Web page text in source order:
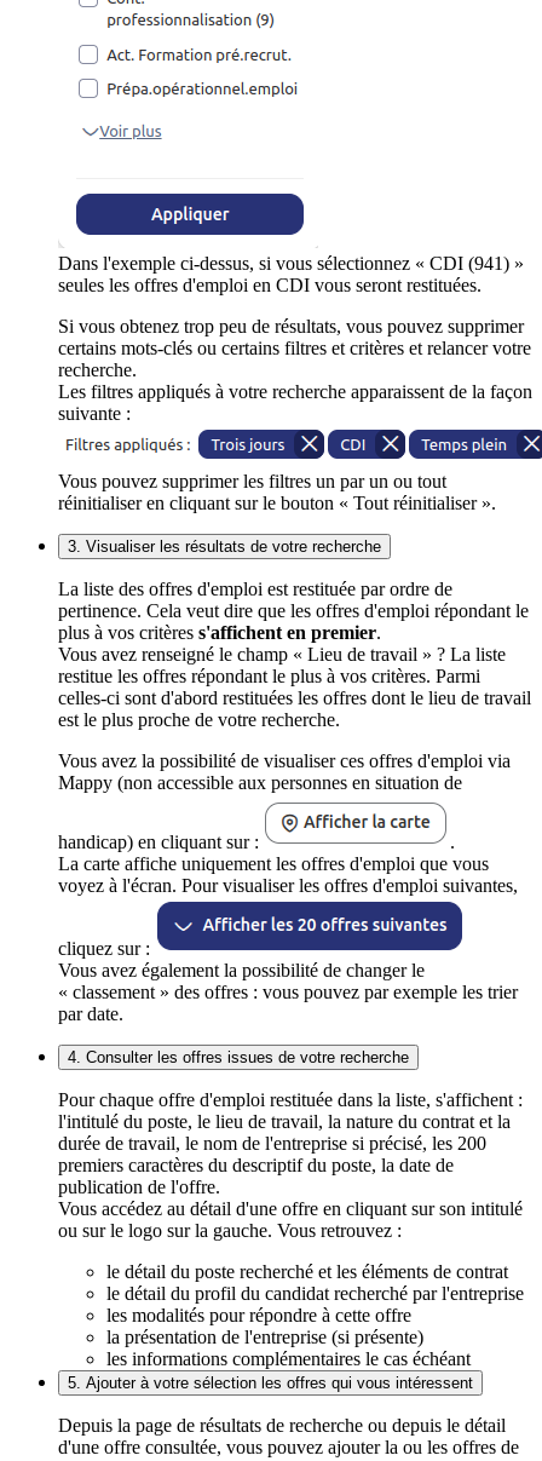
Dans l'exemple ci-dessus, si vous sélectionnez « CDI (941) »
seules les offres d'emploi en CDI vous seront restituées.
Si vous obtenez trop peu de résultats, vous pouvez supprimer
certains mots-clés ou certains filtres et critères et relancer votre
recherche.
Les filtres appliqués à votre recherche apparaissent de la façon
suivante :
Vous pouvez supprimer les filtres un par un ou tout
réinitialiser en cliquant sur le bouton « Tout réinitialiser ».
3. Visualiser les résultats de votre recherche
La liste des offres d'emploi est restituée par ordre de
pertinence. Cela veut dire que les offres d'emploi répondant le
plus à vos critères s'affichent en premier.
Vous avez renseigné le champ « Lieu de travail » ? La liste
restitue les offres répondant le plus à vos critères. Parmi
celles-ci sont d'abord restituées les offres dont le lieu de travail
est le plus proche de votre recherche.
Vous avez la possibilité de visualiser ces offres d'emploi via
Mappy (non accessible aux personnes en situation de
handicap) en cliquant sur :
.
La carte affiche uniquement les offres d'emploi que vous
voyez à l'écran. Pour visualiser les offres d'emploi suivantes,
cliquez sur :
Vous avez également la possibilité de changer le
« classement » des offres : vous pouvez par exemple les trier
par date.
4. Consulter les offres issues de votre recherche
Pour chaque offre d'emploi restituée dans la liste, s'affichent :
l'intitulé du poste, le lieu de travail, la nature du contrat et la
durée de travail, le nom de l'entreprise si précisé, les 200
premiers caractères du descriptif du poste, la date de
publication de l'offre.
Vous accédez au détail d'une offre en cliquant sur son intitulé
ou sur le logo sur la gauche. Vous retrouvez :
le détail du poste recherché et les éléments de contrat
le détail du profil du candidat recherché par l'entreprise
les modalités pour répondre à cette offre
la présentation de l'entreprise (si présente)
les informations complémentaires le cas échéant
5. Ajouter à votre sélection les offres qui vous intéressent
Depuis la page de résultats de recherche ou depuis le détail
d'une offre consultée, vous pouvez ajouter la ou les offres de